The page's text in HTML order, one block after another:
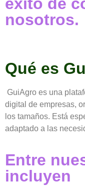
nosotros.
Qué es
GuiAgro es una
digital de empresas,
los tamaños. Está
adaptado a las
Entre
incluyen